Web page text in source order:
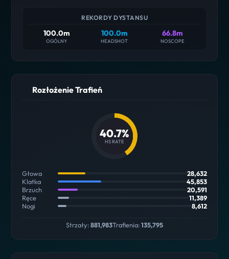
REKORDY DYSTANSU
100.0m
OGÓLNY
100.0m
HEADSHOT
66.8m
NOSCOPE
Rozłożenie Trafień
40.7%
HS RATE
Głowa
28,632
Klatka
45,853
Brzuch
20,591
Ręce
11,389
Nogi
8,612
Strzały:881,983Trafienia:135,795